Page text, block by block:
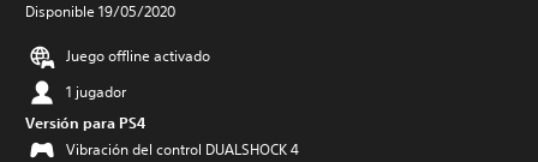
Disponible 19/05/2020
Juego offline activado
1 jugador
Versión para PS4
Vibración del control DUALSHOCK 4